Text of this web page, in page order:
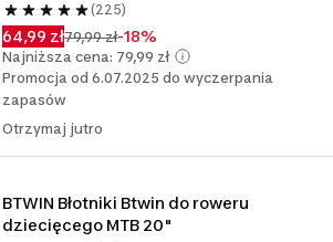
(225)
64,99 zł79,99 zł-18%
Najniższa cena: 79,99 zł
Promocja od 6.07.2025 do wyczerpania
zapasów
Otrzymaj jutro
BTWIN Błotniki Btwin do roweru
dziecięcego MTB 20"